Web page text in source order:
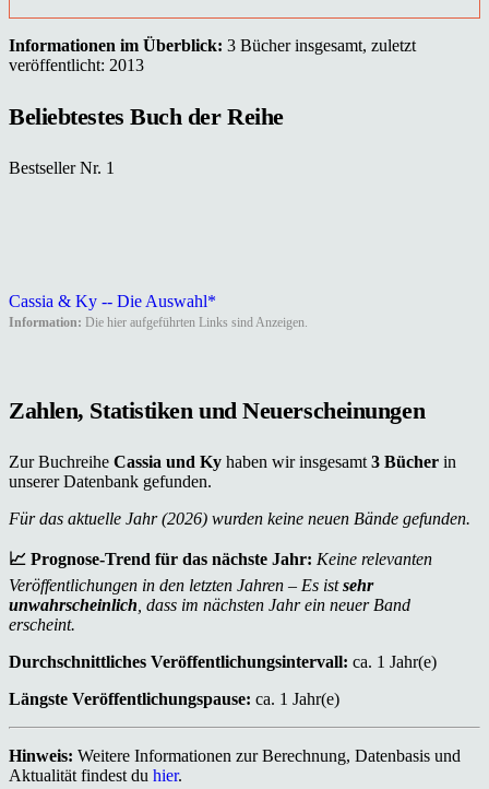
Informationen im Überblick: 3 Bücher insgesamt, zuletzt
veröffentlicht: 2013
Beliebtestes Buch der Reihe
Bestseller Nr. 1
Cassia & Ky -- Die Auswahl*
Information: Die hier aufgeführten Links sind Anzeigen.
Zahlen, Statistiken und Neuerscheinungen
Zur Buchreihe Cassia und Ky haben wir insgesamt 3 Bücher in
unserer Datenbank gefunden.
Für das aktuelle Jahr (2026) wurden keine neuen Bände gefunden.
📈 Prognose-Trend für das nächste Jahr: Keine relevanten
Veröffentlichungen in den letzten Jahren – Es istsehr
unwahrscheinlich , dass im nächsten Jahr ein neuer Band
erscheint.
Durchschnittliches Veröffentlichungsintervall: ca. 1 Jahr(e)
Längste Veröffentlichungspause: ca. 1 Jahr(e)
Hinweis: Weitere Informationen zur Berechnung, Datenbasis und
Aktualität findest du hier.